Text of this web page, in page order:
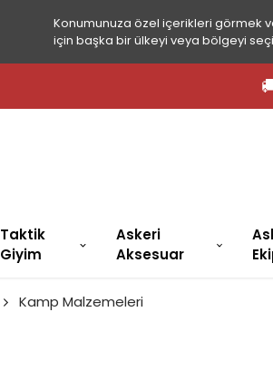
Konumunuza özel içerikleri görmek
için başka bir ülkeyi veya bölgeyi
Taktik
Giyim
Askeri
Aksesuar
Kamp Malzemeleri